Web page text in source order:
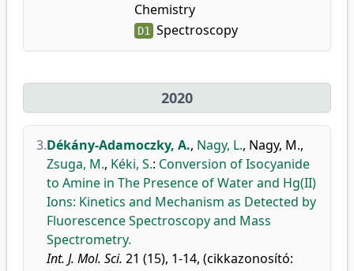
Chemistry
D1 Spectroscopy
2020
3.Dékány-Adamoczky, A., Nagy, L., Nagy, M.,
Zsuga, M., Kéki, S.: Conversion of Isocyanide
to Amine in The Presence of Water and Hg(II)
Ions: Kinetics and Mechanism as Detected by
Fluorescence Spectroscopy and Mass
Spectrometry.
Int. J. Mol. Sci. 21 (15), 1-14, (cikkazonosító: